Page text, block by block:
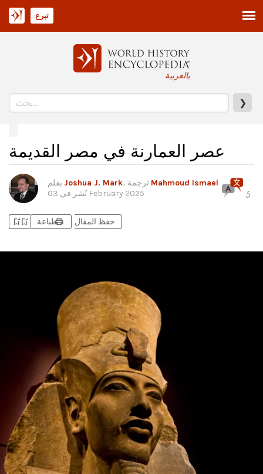
بالعربية
❯
تبرع
عصر العمارنة في مصر القديمة
Joshua J. Mark
Mahmoud Ismael
نُشر في03 February 2025 5
bookmark_addbookmark_added حفظ المقال printطباعة